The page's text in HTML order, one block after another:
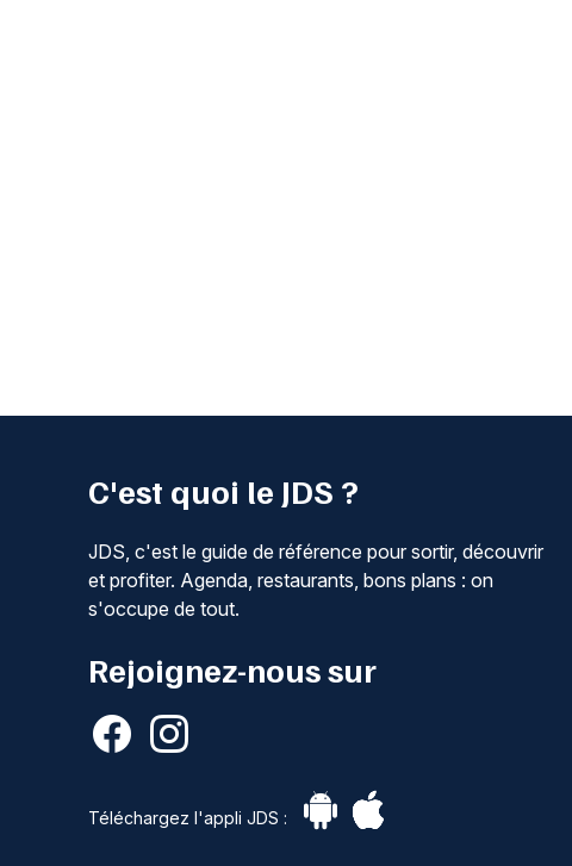
C'est quoi le JDS ?
JDS, c'est le guide de référence pour sortir, découvrir
et profiter. Agenda, restaurants, bons plans : on
s'occupe de tout.
Rejoignez-nous sur
Téléchargez l'appli JDS :